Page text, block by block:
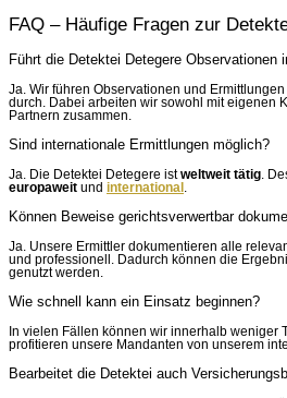
FAQ – Häufige Fragen zur
Führt die Detektei Detegere Observationen
Ja. Wir führen Observationen und
durch. Dabei arbeiten wir sowohl mit eigenen
Partnern zusammen.
Sind internationale Ermittlungen möglich?
Ja. Die Detektei Detegere istweltweit tätig .
europaweit und international
Können Beweise gerichtsverwertbar
Ja. Unsere Ermittler dokumentieren alle
und professionell. Dadurch können die
genutzt werden.
Wie schnell kann ein Einsatz beginnen?
In vielen Fällen können wir innerhalb weniger
profitieren unsere Mandanten von unserem
Bearbeitet die Detektei auch